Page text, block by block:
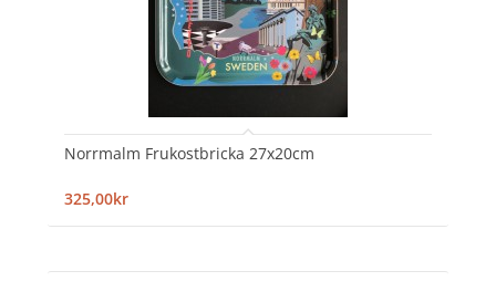
Norrmalm Frukostbricka 27x20cm
325,00kr